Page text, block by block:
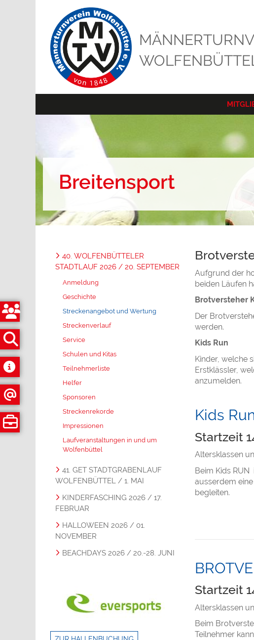
Fitness
40. WOLFENBÜTTELER
STADTLAUF 2026 / 20. SEPTEMBER
Anmeldung
Geschichte
Streckenangebot und Wertung
Streckenverlauf
Service
Schulen und Kitas
Teilnehmerliste
Helfer
Sponsoren
Streckenrekorde
Impressionen
Laufveranstaltungen in und um
Wolfenbüttel
41. GET STADTGRABENLAUF
WOLFENBÜTTEL / 1. MAI
KINDERFASCHING 2026 / 17.
FEBRUAR
HALLOWEEN 2026 / 01.
NOVEMBER
BEACHDAYS 2026 / 20.-28. JUNI
Aufgrund der
beiden Läufen
Brotversteher
Der
werden.
Kids Run
Kinder, welche
Erstklässler,
anzumelden.
Kids
Startzeit
Altersklassen
Beim Kids RUN
ausserdem
begleiten.
Startzeit
Altersklassen
Beim
Teilnehmer